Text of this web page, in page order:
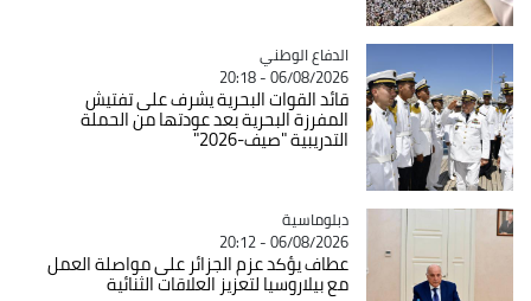
Catégorie
الدفاع الوطني
06/08/2026 - 20:18
قائد القوات البحرية يشرف على تفتيش
المفرزة البحرية بعد عودتها من الحملة
التدريبية "صيف-2026"
Catégorie
دبلوماسية
06/08/2026 - 20:12
عطاف يؤكد عزم الجزائر على مواصلة العمل
مع بيلاروسيا لتعزيز العلاقات الثنائية